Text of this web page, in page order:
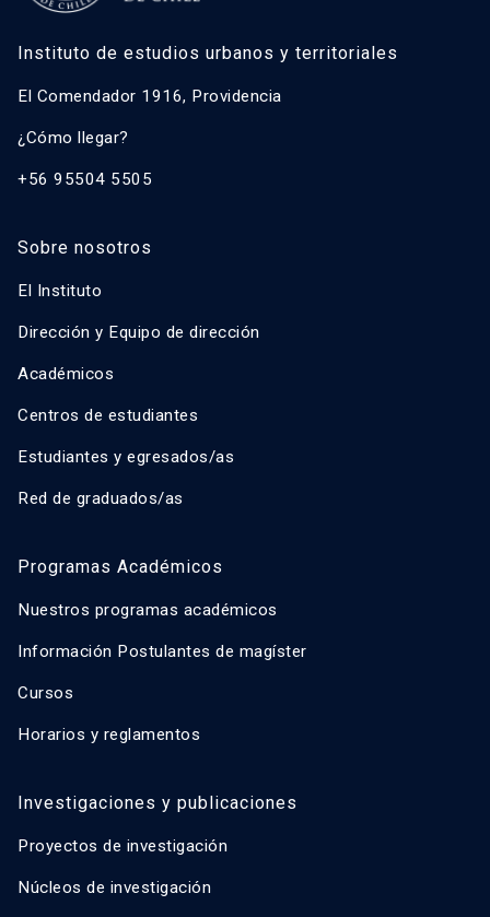
Instituto de estudios urbanos y territoriales
El Comendador 1916, Providencia
¿Cómo llegar?
+56 95504 5505
Sobre nosotros
El Instituto
Dirección y Equipo de dirección
Académicos
Centros de estudiantes
Estudiantes y egresados/as
Red de graduados/as
Programas Académicos
Nuestros programas académicos
Información Postulantes de magíster
Cursos
Horarios y reglamentos
Investigaciones y publicaciones
Proyectos de investigación
Núcleos de investigación